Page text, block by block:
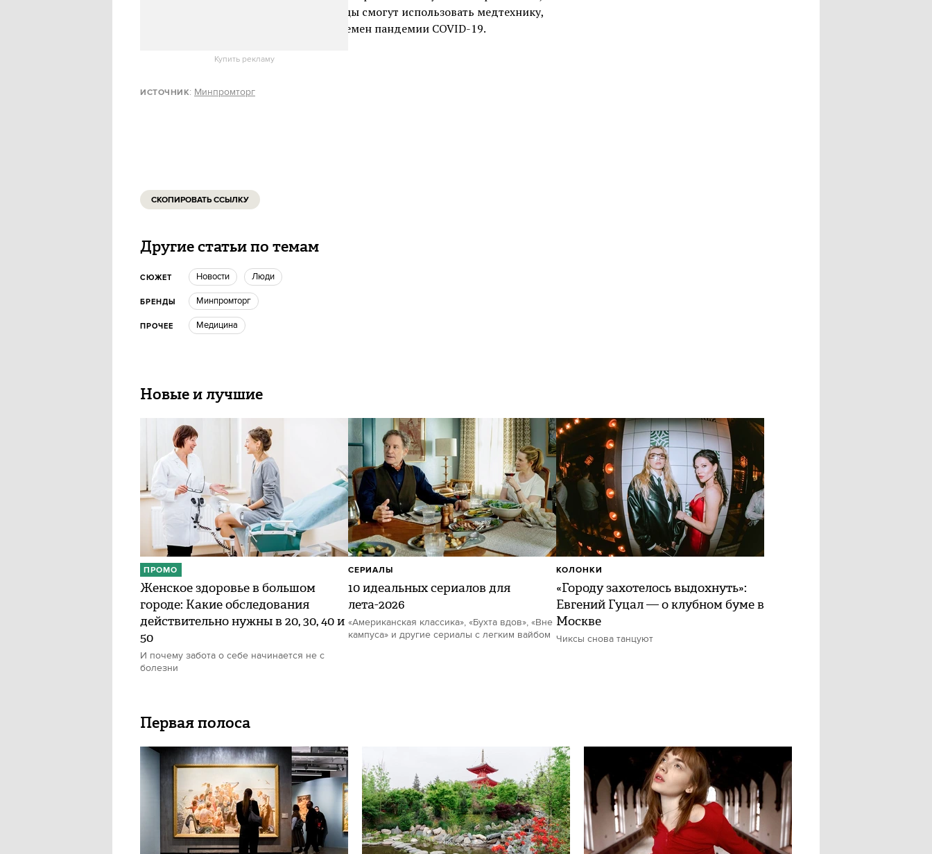
Купить рекламу
то какое-то время российские больницы смогут использовать медтехнику,
законсервированную на складах со времен пандемии COVID-19.
ИСТОЧНИК: Минпромторг
СКОПИРОВАТЬ ССЫЛКУ
Другие статьи по темам
СЮЖЕТ новости люди
БРЕНДЫ Минпромторг
ПРОЧЕЕ медицина
Новые и лучшие
Женское здоровье в большом
городе: Какие обследования
действительно нужны в 20, 30, 40 и
50
И почему забота о себе начинается не с
болезни
ПРОМО
10 идеальных сериалов для
лета-2026
«Американская классика», «Бухта вдов», «Вне
кампуса» и другие сериалы с легким вайбом
СЕРИАЛЫ
«Городу захотелось выдохнуть»:
Евгений Гуцал — о клубном буме в
Москве
Чиксы снова танцуют
КОЛОНКИ
Первая полоса